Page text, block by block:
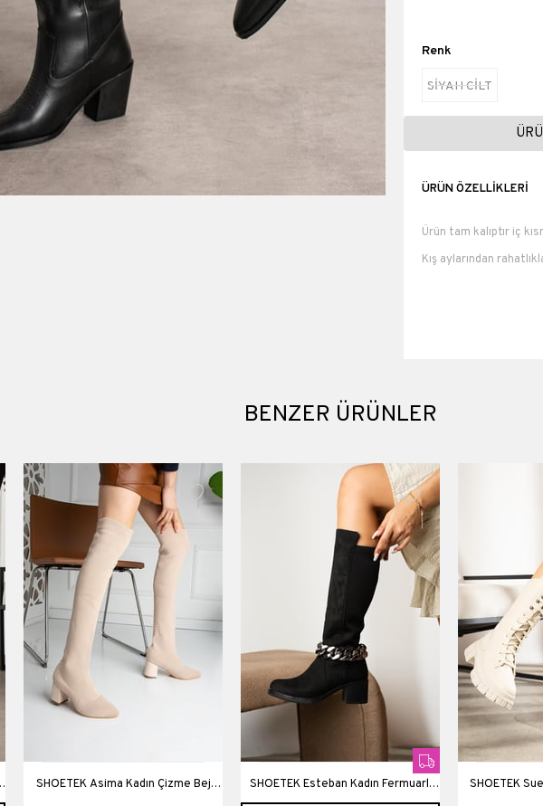
Renk
SİYAH CİLT
ÜRÜN ÖZELLIKLERI
Ürün tam kalıptır iç
Kış aylarından
Platform Boyu
BENZER ÜRÜNLER
SHOETEK Asima Kadın Çizme Bej SHOETEK Esteban Kadın Fermuarlı SHOETEK